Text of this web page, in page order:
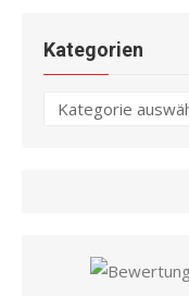
Kategorien
Kategorien